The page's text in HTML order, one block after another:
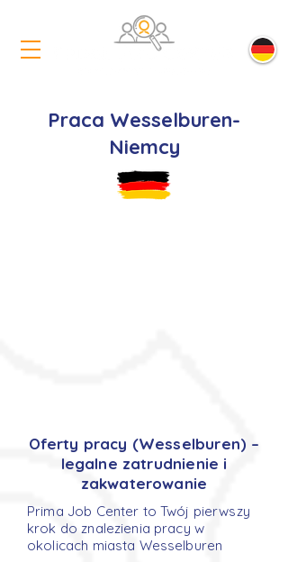
Praca Wesselburen-
Niemcy
Oferty pracy (Wesselburen) –
legalne zatrudnienie i
zakwaterowanie
Prima Job Center to Twój pierwszy
krok do znalezienia pracy w
okolicach miasta Wesselburen